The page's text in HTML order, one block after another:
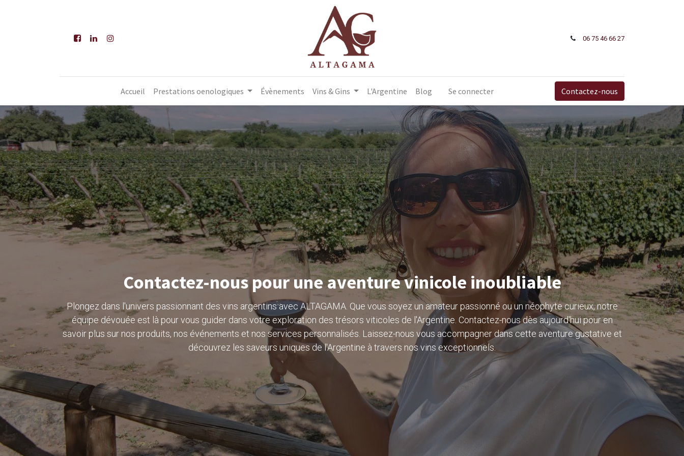
06 75 46 66​ 27
Accueil Prestations oenologiques Évènements Vins & Gins L'Argentine Blog Se connecter Contactez-nous
Contactez-nous pour une aventure vinicole inoubliable
Plongez dans l'univers passionnant des vins argentins avec ALTAGAMA. Que vous soyez un amateur passionné ou un néophyte curieux, notre
équipe dévouée est là pour vous guider dans votre exploration des trésors viticoles de l'Argentine. Contactez-nous dès aujourd'hui pour en
savoir plus sur nos produits, nos événements et nos services personnalisés. Laissez-nous vous accompagner dans cette aventure gustative et
découvrez les saveurs uniques de l'Argentine à travers nos vins exceptionnels.